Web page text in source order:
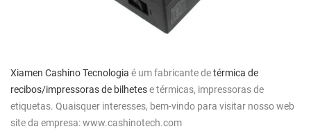
Xiamen Cashino Tecnologia é um fabricante detérmica de
recibos/impressoras de bilhetese térmicas, impressoras de
etiquetas. Quaisquer interesses, bem-vindo para visitar nosso web
site da empresa: www.cashinotech.com